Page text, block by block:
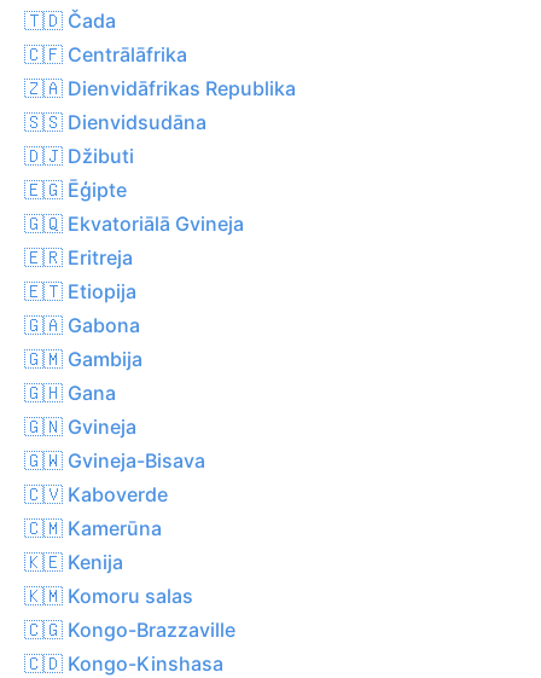
🇹🇩 Čada
🇨🇫 Centrālāfrika
🇿🇦 Dienvidāfrikas Republika
🇸🇸 Dienvidsudāna
🇩🇯 Džibuti
🇪🇬 Ēģipte
🇬🇶 Ekvatoriālā Gvineja
🇪🇷 Eritreja
🇪🇹 Etiopija
🇬🇦 Gabona
🇬🇲 Gambija
🇬🇭 Gana
🇬🇳 Gvineja
🇬🇼 Gvineja-Bisava
🇨🇻 Kaboverde
🇨🇲 Kamerūna
🇰🇪 Kenija
🇰🇲 Komoru salas
🇨🇬 Kongo-Brazzaville
🇨🇩 Kongo-Kinshasa